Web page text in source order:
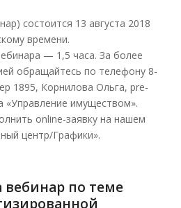
состоится 13 августа 2018
времени.
— 1,5 часа. За более
обращайтесь по телефону 8-
1895, Корнилова Ольга, pre-
«Управление имуществом».
online-заявку на нашем
центр/Графики».
по теме